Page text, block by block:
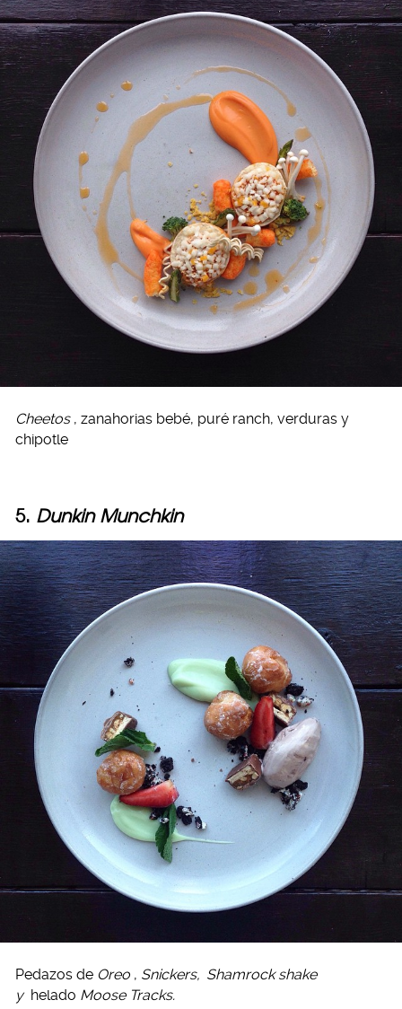
Cheetos , zanahorias bebé, puré ranch, verduras y
chipotle
5. Dunkin Munchkin
Pedazos de Oreo , Snickers, Shamrock shake
y helado Moose Tracks.